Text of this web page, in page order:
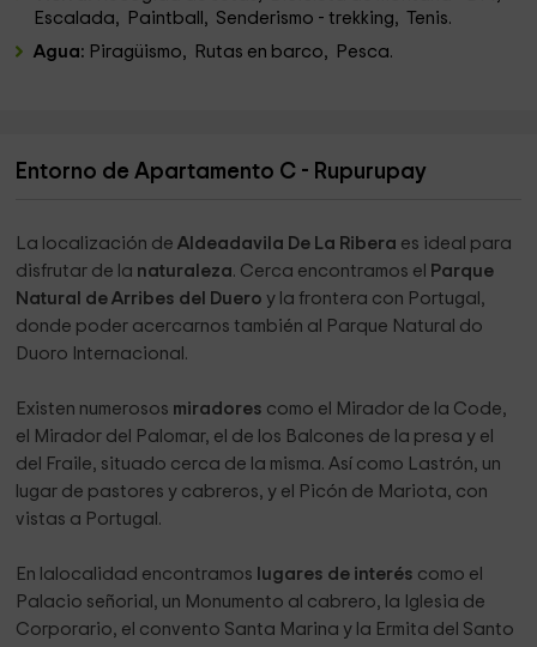
Escalada, Paintball, Senderismo - trekking, Tenis.
Agua: Piragüismo, Rutas en barco, Pesca.
Entorno de Apartamento C - Rupurupay
La localización deAldeadavila De La Ribera es ideal para
disfrutar de la naturaleza. Cerca encontramos el
Parque
Natural de Arribes del Duero y la frontera con Portugal,
donde poder acercarnos también al Parque Natural do
Duoro Internacional.
Existen numerosos miradores como el Mirador de la Code,
el Mirador del Palomar, el de los Balcones de la presa y el
del Fraile, situado cerca de la misma. Así como Lastrón, un
lugar de pastores y cabreros, y el Picón de Mariota, con
vistas a Portugal.
En lalocalidad encontramos lugares de interés como el
Palacio señorial, un Monumento al cabrero, la Iglesia de
Corporario, el convento Santa Marina y la Ermita del Santo